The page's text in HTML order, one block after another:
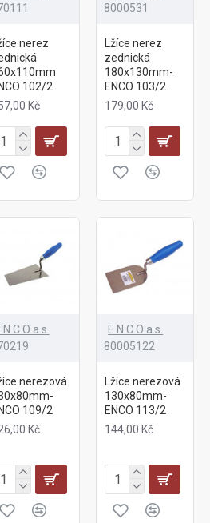
nerez
102/2
Kč
8000531
Lžíce nerez
zednická
180x130mm-
ENCO 103/2
179,00 Kč
N C O a.s.
nerezová
109/2
Kč
E N C O a.s.
80005122
Lžíce nerezová
130x80mm-
ENCO 113/2
144,00 Kč